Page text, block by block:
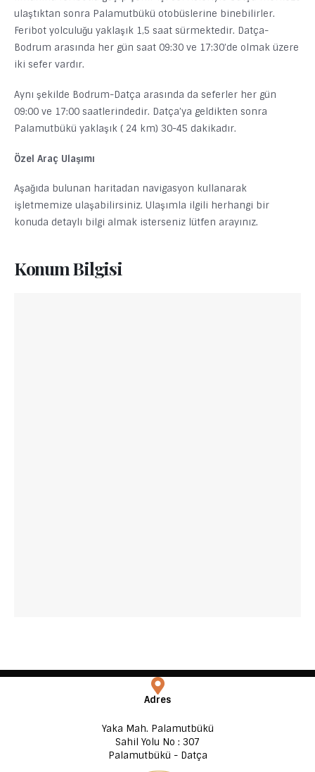
ulaştıktan sonra Palamutbükü otobüslerine binebilirler.
Feribot yolculuğu yaklaşık 1,5 saat sürmektedir. Datça-
Bodrum arasında her gün saat 09:30 ve 17:30’de olmak üzere
iki sefer vardır.
Aynı şekilde Bodrum-Datça arasında da seferler her gün
09:00 ve 17:00 saatlerindedir. Datça’ya geldikten sonra
Palamutbükü yaklaşık ( 24 km) 30-45 dakikadır.
Özel Araç Ulaşımı
Aşağıda bulunan haritadan navigasyon kullanarak
işletmemize ulaşabilirsiniz. Ulaşımla ilgili herhangi bir
konuda detaylı bilgi almak isterseniz lütfen arayınız.
Konum Bilgisi
Adres
Yaka Mah. Palamutbükü
Sahil Yolu No : 307
Palamutbükü - Datça